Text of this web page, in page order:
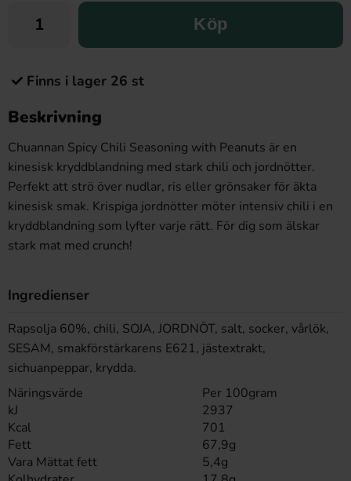
Köp
Finns i lager 26 st
Beskrivning
Chuannan Spicy Chili Seasoning with Peanuts är en
kinesisk kryddblandning med stark chili och jordnötter.
Perfekt att strö över nudlar, ris eller grönsaker för äkta
kinesisk smak. Krispiga jordnötter möter intensiv chili i en
kryddblandning som lyfter varje rätt. För dig som älskar
stark mat med crunch!
Ingredienser
Rapsolja 60%, chili, SOJA, JORDNÖT, salt, socker, vårlök,
SESAM, smakförstärkarens E621, jästextrakt,
sichuanpeppar, krydda.
Näringsvärde
Per 100gram
kJ
2937
Kcal
701
Fett
67,9g
Vara Mättat fett
5,4g